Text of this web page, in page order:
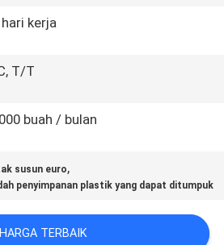
kerja
T/T
buah / bulan
susun euro,
penyimpanan plastik yang dapat ditumpuk
HARGA TERBAIK